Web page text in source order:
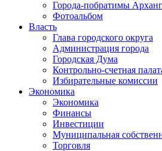
Города-побратимы
Фотоальбом
Власть
Глава городского округа
Администрация города
Городская Дума
Контрольно-счетная
Избирательные комиссии
Экономика
Экономика
Финансы
Инвестиции
Муниципальная
Торговля